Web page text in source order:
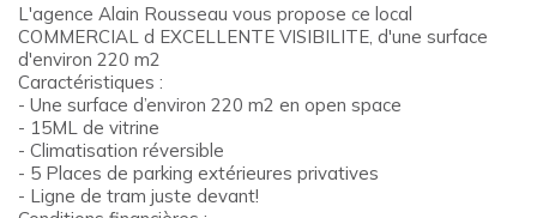
L'agence Alain Rousseau vous propose ce local
COMMERCIAL d EXCELLENTE VISIBILITE, d'une surface
d'environ 220 m2
Caractéristiques :
- Une surface d’environ 220 m2 en open space
- 15ML de vitrine
- Climatisation réversible
- 5 Places de parking extérieures privatives
- Ligne de tram juste devant!